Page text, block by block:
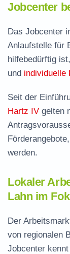
Jobcenter
Das Jobcenter
Anlaufstelle für
hilfebedürftig
und individuelle
Seit der
Hartz IV gelten
werden.
Lokaler
Lahn im
Der
von regionalen
Jobcenter